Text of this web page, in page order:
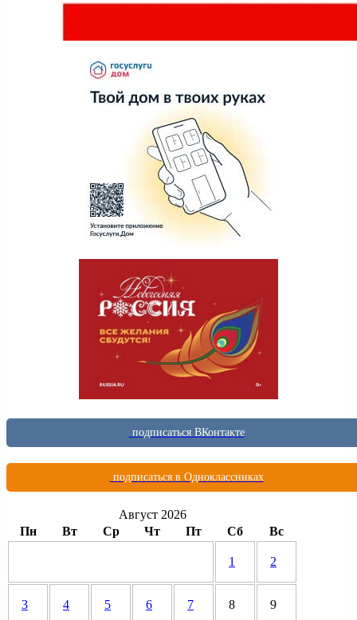
подписаться ВКонтакте
подписаться в Одноклассниках
Август 2026
Пн
Вт Ср Чт Пт Сб Вс
1 2
3 4 5 6 7 8 9